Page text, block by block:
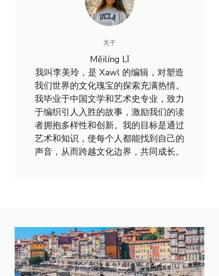
关于
Měilíng Lǐ
我叫李美玲，是 Xawl 的编辑，对塑造
我们世界的文化瑰宝的探索充满热情。
我毕业于中国文学和艺术史专业，致力
于编织引人入胜的故事，激励我们的读
者拥抱多样性和创新。我的目标是通过
艺术和知识，使每个人都能找到自己的
声音，从而跨越文化边界，共同成长。